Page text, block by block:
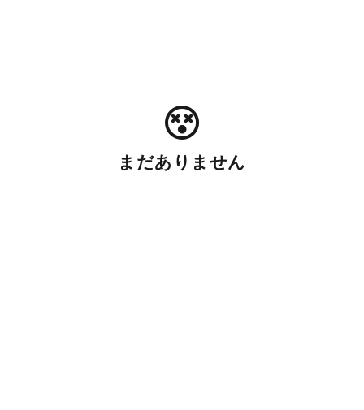
まだありません